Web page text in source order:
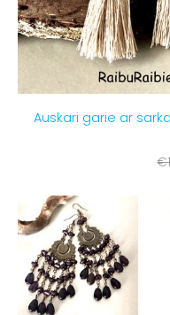
Auskari garie ar